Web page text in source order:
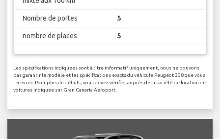
Nombre de portes 5
nombre de places 5
Les spécifications indiquées sont à titre informatif uniquement, nous ne pouvons
pas garantir le modèle et les spécifications exacts du véhicule Peugeot 308 que vous
recevrez. Pour plus de détails, vous devez vérifier auprès de la société de location de
voitures indiquée sur Gran Canaria Aéroport.